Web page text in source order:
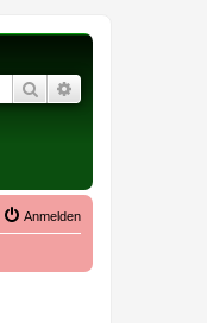
Suche
Anmelden